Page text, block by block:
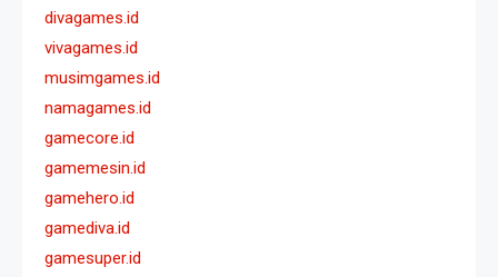
divagames.id
vivagames.id
musimgames.id
namagames.id
gamecore.id
gamemesin.id
gamehero.id
gamediva.id
gamesuper.id